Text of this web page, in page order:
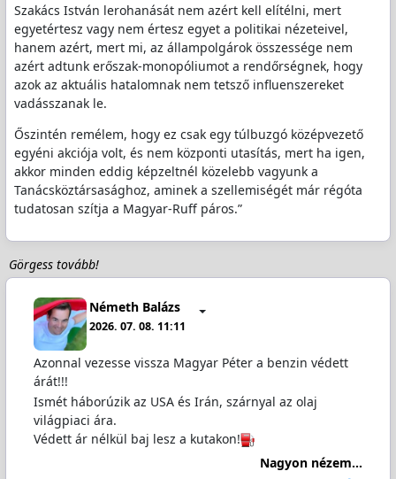
Szakács István lerohanását nem azért kell elítélni, mert
egyetértesz vagy nem értesz egyet a politikai nézeteivel,
hanem azért, mert mi, az állampolgárok összessége nem
azért adtunk erőszak-monopóliumot a rendőrségnek, hogy
azok az aktuális hatalomnak nem tetsző influenszereket
vadásszanak le.
Őszintén remélem, hogy ez csak egy túlbuzgó középvezető
egyéni akciója volt, és nem központi utasítás, mert ha igen,
akkor minden eddig képzeltnél közelebb vagyunk a
Tanácsköztársasághoz, aminek a szellemiségét már régóta
tudatosan szítja a Magyar-Ruff páros.”
Görgess tovább!
Németh Balázs
2026. 07. 08. 11:11
Azonnal vezesse vissza Magyar Péter a benzin védett
árát!!!
Ismét háborúzik az USA és Irán, szárnyal az olaj
világpiaci ára.
Védett ár nélkül baj lesz a kutakon!
Nagyon nézem...